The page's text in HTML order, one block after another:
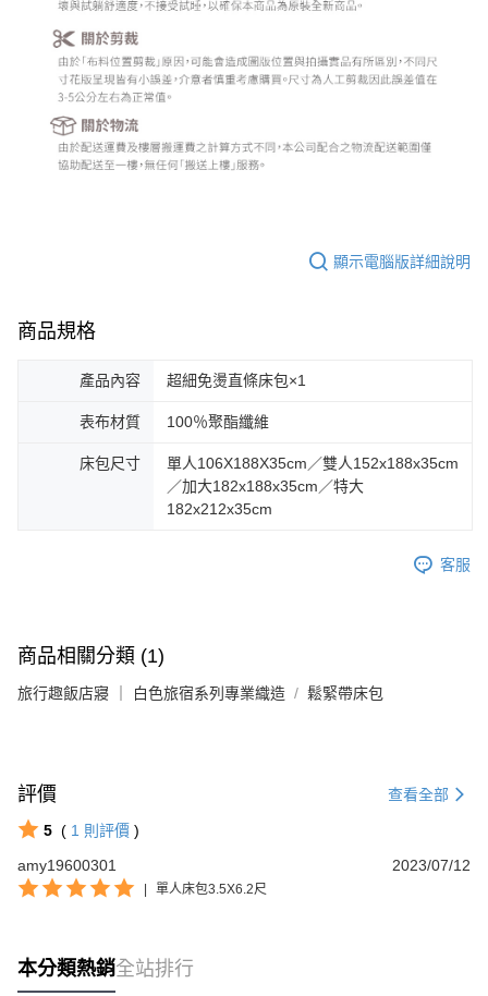
顯示電腦版詳細說明
商品規格
產品內容 超細免燙直條床包×1
表布材質 100％聚酯纖維
床包尺寸
單人106X188X35cm／雙人152x188x35cm
／加大182x188x35cm／特大
182x212x35cm
客服
商品相關分類 (1)
旅行趣飯店寢 ｜ 白色旅宿系列專業織造 鬆緊帶床包
評價 查看全部
5 ( 1 則評價 )
amy19600301
2023/07/12
單人床包3.5X6.2尺
本分類熱銷全站排行